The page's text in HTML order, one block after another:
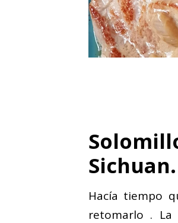
Sichuan.
Hacía tiempo
retomarlo . La